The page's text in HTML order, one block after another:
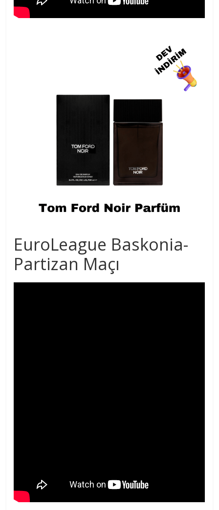
EuroLeague Baskonia-
Partizan Maçı